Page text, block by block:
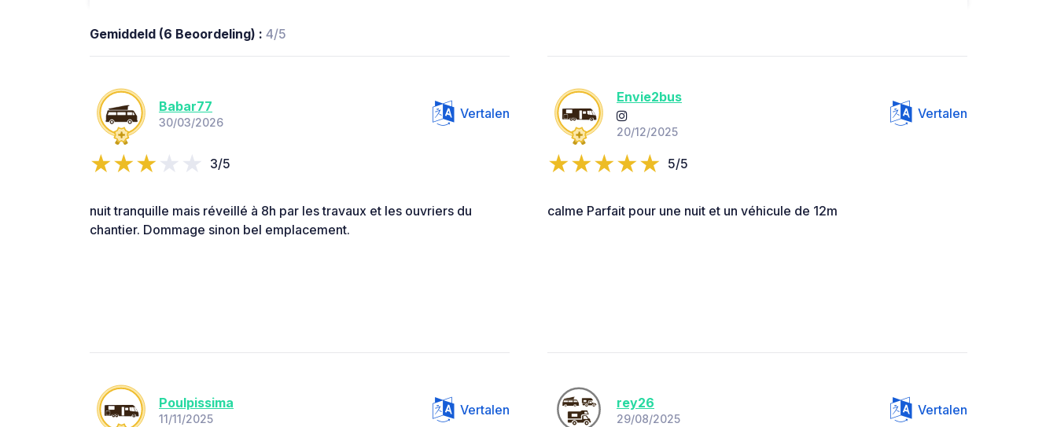
Gemiddeld (6 Beoordeling) : 4/5
Babar77
30/03/2026
Vertalen
3/5
nuit tranquille mais réveillé à 8h par les travaux et les ouvriers du
chantier. Dommage sinon bel emplacement.
Envie2bus
20/12/2025
Vertalen
5/5
calme Parfait pour une nuit et un véhicule de 12m
Poulpissima
11/11/2025
Vertalen rey26
29/08/2025
Vertalen